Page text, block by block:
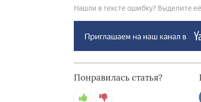
Нашли в тексте ошибку? Выделите
Понравилась статья?